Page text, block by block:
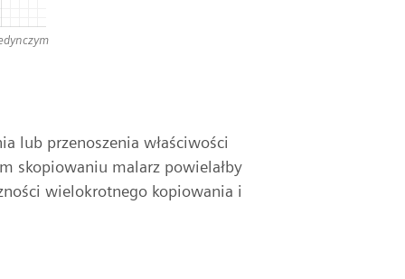
lub przenoszenia właściwości
skopiowaniu malarz powielałby
wielokrotnego kopiowania i